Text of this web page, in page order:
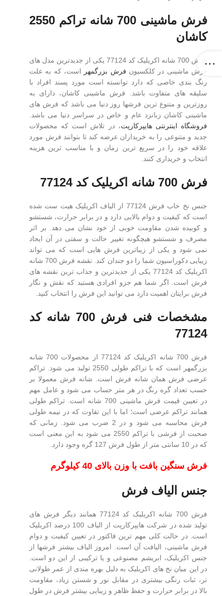
فرش ماشینی 700 شانه تراکم 2550
کاشان
فرش 700 شانه اکریلیک کد 77124 یکی از جدیدترین مدل های
فرش ماشینی در کلکسیون فرش بزرگمهر
است، که به علت
رنگ بندی خاصی که دارد توانسته است مورد پسند افراد با
سلیقه های متفاوت باشد. فرش ماشینی کاشان، دارای به
روزترین و متنوع ترین فرشها روز دنیا می باشد که فرش های
ماشینی کاشان زبانزد عام و خاص در سراسر دنیا می باشد.
فروشگاه اینترنتی هایپرکارپت، در تلاش است که محصولات
جدید و متنوعی را به خریداران عرضه کند تا بتوانند فرش مورد
علاقه خود را در سریع ترین زمان و با مناسب ترین هزینه
انتخاب و خریداری کنند.
فرش 700 شانه اکریلیک کد 77124
جنس نخ خاب فرش 77124 از الیاف اکریلیک هیت ست شده
است که کیفیت و دوام بالایی دارد و در برابر حرارت، شستشو
و کوبیده شدن مقاومت خوبی از خود نشان می دهد. بر اثر
مصرف و شستشو هیچگونه تغییر حالت و سفتی در آن ایجاد
نمی شود و یکی از زیباترین فرش هایی است که می تواند
زیبایی دکوراسیون شما را دو جندان کند. نقشه فرش 700 شانه
اکریلیک کد 77124 یکی از جدیدترین و جذاب ترین نقشه های
فرش است. اگر شما هم جزو افرادی هستید که نقش و نگار
فرش برایتان اهمیت دارد می توانید این فرش را انتخاب کنید.
مشخصات فنی فرش 700 شانه کد
77124
فرش 700 شانه اکریلیک کد 77124 از محصولات 700 شانه
بزرگمهر است که با تراکم طولی 2550 تولید می شود. تراکم
عرضی فرش همان شانه فرش است. شانه فرش معمولا بر
حسب تعداد گره رنگ در هر متر حساب می شود و عامل مهم
در تعیین قیمت فرش ماشینی 700 شانه است. تراکم طولی
همانند تراکم عرضی است؛ اما با این تفاوت که در نیمه طولی
فرش محاسبه می شود و در 2 ضرب می شود. زمانی که
صحبت از فرشی با تراکم 2550 می شود به این معنی است
که در 10 سانتی متر از طول فرش 127 گره وجود دارد.
فرش سنگین بافت با وزن بالای 40 کیلوگرم
جنس الیاف فرش
فرش 700 شانه اکریلیک کد 77124 همانند دیگر فرش های
تولید شده در شرکت هایپرکارپت از الیاف 100 درصد اکریلیک
است. در حالت کلی مهم ترین فاکتور در تعیین کیفیت و دوام
فرش ماشینی، الیافت آن است. امروز الیاف بیشتر فرشها از
جنس اکریلیک، ابریشم مصنوعی و یا ترکیبی از این دو است.
در این میان نخ های اکریلیک به دلیل بهره مندی از عمر طولانی
تر، ثبات رنگی بیشتری در مقابل نور و شستن زیاد، مقاومت
بالا در برابر حرارت و حفظ ظاهر و زیبایی بیشتر فرش در طول